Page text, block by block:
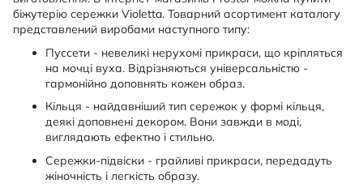
біжутерію сережки Violetta. Товарний асортимент каталогу
представлений виробами наступного типу:
Пуссети - невеликі нерухомі прикраси, що кріпляться
на мочці вуха. Відрізняються універсальністю -
гармонійно доповнять кожен образ.
Кільця - найдавніший тип сережок у формі кільця,
деякі доповнені декором. Вони завжди в моді,
виглядають ефектно і стильно.
Сережки-підвіски - грайливі прикраси, передадуть
жіночність і легкість образу.